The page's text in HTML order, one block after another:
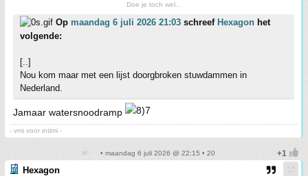
Doe je toch wel...
Op maandag 6 juli 2026 21:03 schreef Hexagon het
volgende:
[..]
Nou kom maar met een lijst doorgbroken stuwdammen in
Nederland.
Jamaar watersnoodramp
- vmi voor intimi -
• maandag 6 juli 2026 @ 22:15 • 20
Hexagon